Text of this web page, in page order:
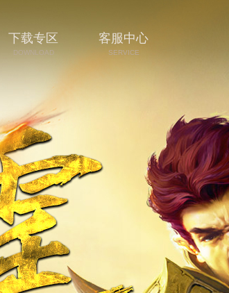
下载专区
DOWNLOAD
客服中心
SERVICE